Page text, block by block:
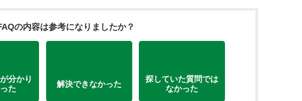
の内容は参考になりましたか？
分かり
た
解決できなかった
探していた質問では
なかった